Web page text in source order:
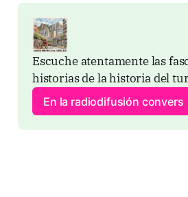
Escuche atentamente las
historias de la historia del
En la radiodifusión convers